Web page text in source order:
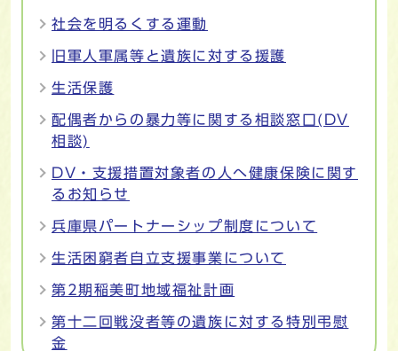
社会を明るくする運動
旧軍人軍属等と遺族に対する援護
生活保護
配偶者からの暴力等に関する相談窓口(DV
相談)
DV・支援措置対象者の人へ健康保険に関す
るお知らせ
兵庫県パートナーシップ制度について
生活困窮者自立支援事業について
第2期稲美町地域福祉計画
第十二回戦没者等の遺族に対する特別弔慰
金